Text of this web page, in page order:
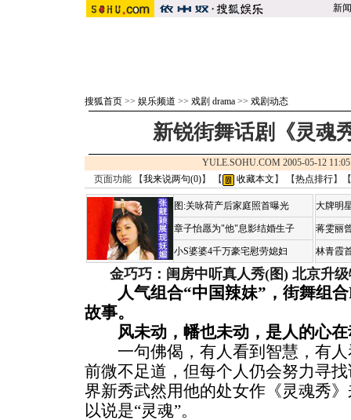
新闻
搜狐首页 >> 娱乐频道 >> 戏剧 drama >> 戏剧动态
新锐街舞话剧《灵魂
YULE.SOHU.COM 2005-05-12
页面功能 【我来说两句(0)】 【 收藏本文 】 【热点排行】【
图:关咏荷产后家庭照首曝光
章子怡愿为"他"息影结婚生子
小S婆婆4千万豪宅慰劳媳妇
大牌明
蒋雯丽
林青霞
金巧巧：闺房中听真人秀(图) 北京升
人气组合“中国辣妹”，街舞组合
故事。
风未动，幡也未动，是人的心在
一句佛偈，有人看到智慧，有
前微不足道，但每个人仍会努力寻
界新秀武然用他的处女作《灵魂秀
以说是“灵魂”。